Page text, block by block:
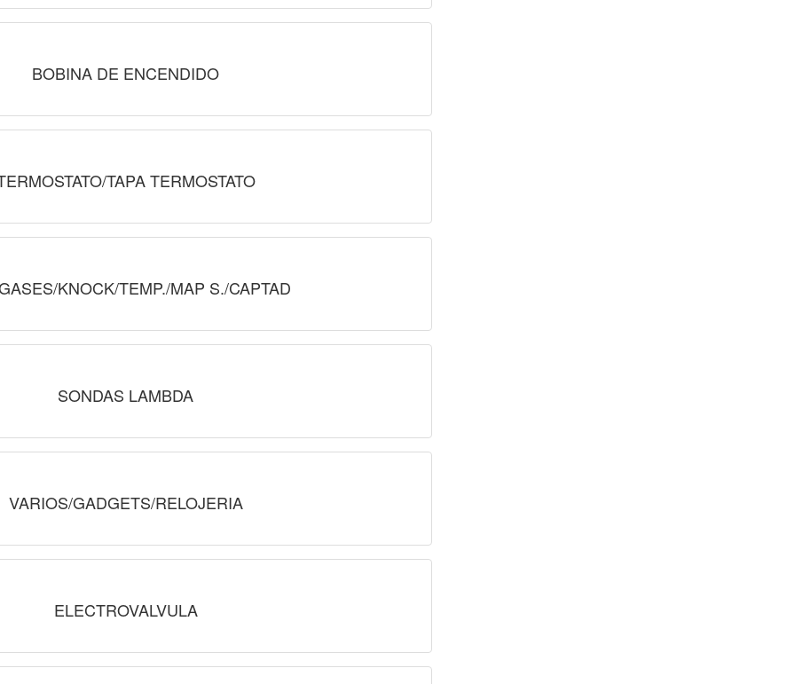
BOBINA DE ENCENDIDO
TAPA TERMOSTATO
KNOCK/TEMP./MAP S./CAPTAD
SONDAS LAMBDA
VARIOS/GADGETS/RELOJERIA
ELECTROVALVULA